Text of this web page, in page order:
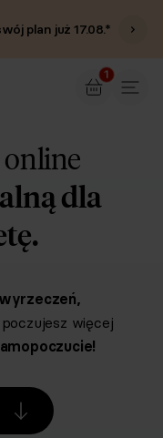
plan już17.08.*
1
dla
więcej